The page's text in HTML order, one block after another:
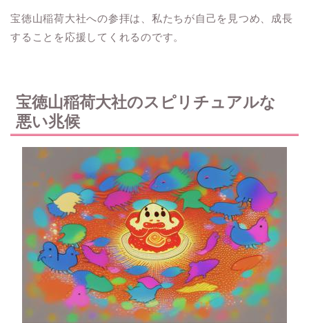
宝徳山稲荷大社への参拝は、私たちが自己を見つめ、成長
することを応援してくれるのです。
宝徳山稲荷大社のスピリチュアルな
悪い兆候